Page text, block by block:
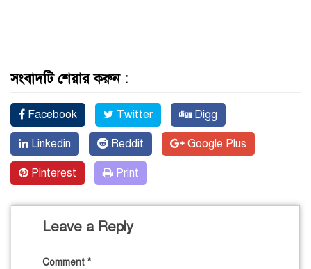
সংবাদটি শেয়ার করুন :
Facebook Twitter Digg
Linkedin Reddit Google Plus
Pinterest Print
Leave a Reply
Comment *